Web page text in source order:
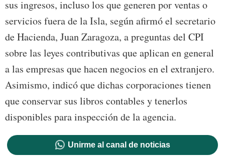
sus ingresos, incluso los que generen por ventas o
servicios fuera de la Isla, según afirmó el secretario
de Hacienda, Juan Zaragoza, a preguntas del CPI
sobre las leyes contributivas que aplican en general
a las empresas que hacen negocios en el extranjero.
Asimismo, indicó que dichas corporaciones tienen
que conservar sus libros contables y tenerlos
disponibles para inspección de la agencia.
Unirme al canal de noticias